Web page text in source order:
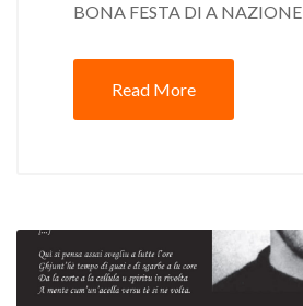
BONA FESTA DI A NAZIONE
Read More